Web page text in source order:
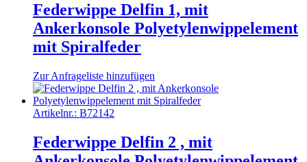
Federwippe Delfin 1, mit
Ankerkonsole Polyetylenwippelement
mit Spiralfeder
Zur Anfrageliste hinzufügen
Artikelnr.: B72142
Federwippe Delfin 2 , mit